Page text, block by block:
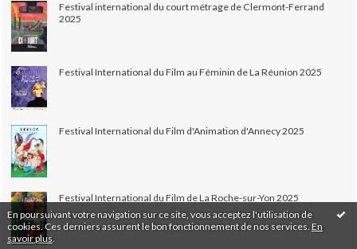
En poursuivant votre navigation sur ce site, vous acceptez l'utilisation de
cookies. Ces derniers assurent le bon fonctionnement de nos services. En
savoir plus
Festival international du court métrage de Clermont-Ferrand
2025
Festival International du Film au Féminin de La Réunion 2025
Festival International du Film d'Animation d'Annecy 2025
Festival International du Film de La Roche-sur-Yon 2025